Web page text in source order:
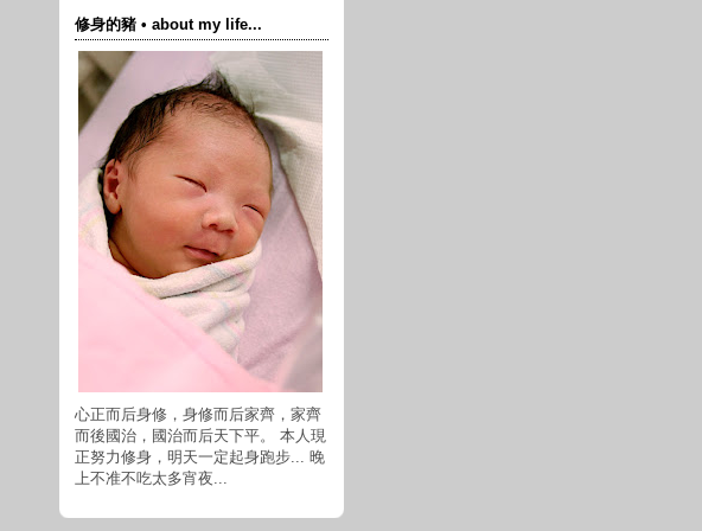
修身的豬 • about my life...
心正而后身修，身修而后家齊，家齊
而後國治，國治而后天下平。 本人現
正努力修身，明天一定起身跑步... 晚
上不准不吃太多宵夜...